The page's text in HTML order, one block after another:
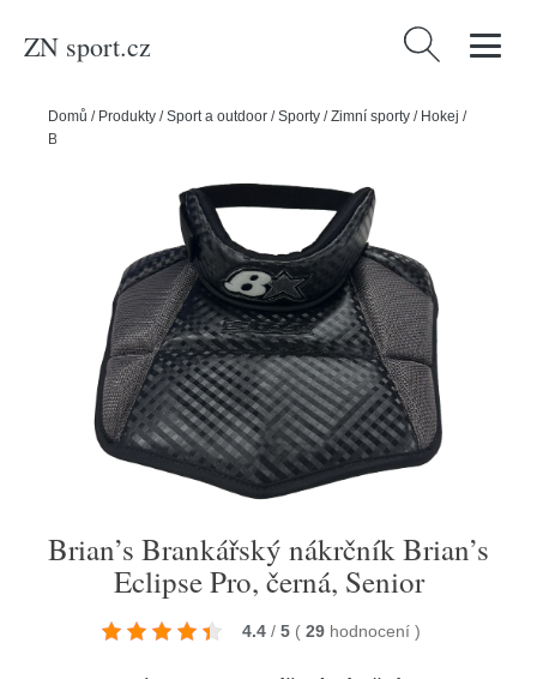
ZN sport.cz Vyhledávání
Domů / Produkty /Sport a outdoor /Sporty /Zimní sporty / Hokej /
Brian’s Brankářský nákrčník Brian’s Eclipse Pro, černá, Senior
Brian’s Brankářský nákrčník Brian’s
Eclipse Pro, černá, Senior
4.4 / 5 ( 29 hodnocení )